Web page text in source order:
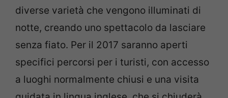
diverse varietà che vengono illuminati di
notte, creando uno spettacolo da lasciare
senza fiato. Per il 2017 saranno aperti
specifici percorsi per i turisti, con accesso
a luoghi normalmente chiusi e una visita